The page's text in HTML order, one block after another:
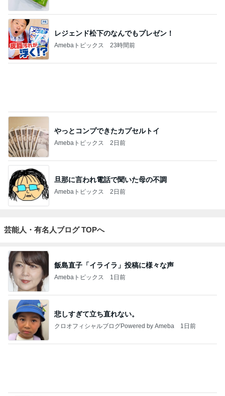
レジェンド松下のなんでもプレゼン！
Amebaトピックス 23時間前
やっとコンプできたカプセルトイ
Amebaトピックス 2日前
旦那に言われ電話で聞いた母の不調
Amebaトピックス 2日前
芸能人・有名人ブログ TOPへ
飯島直子「イライラ」投稿に様々な声
Amebaトピックス 1日前
悲しすぎて立ち直れない。
クロオフィシャルブログPowered by Ameba 1日前